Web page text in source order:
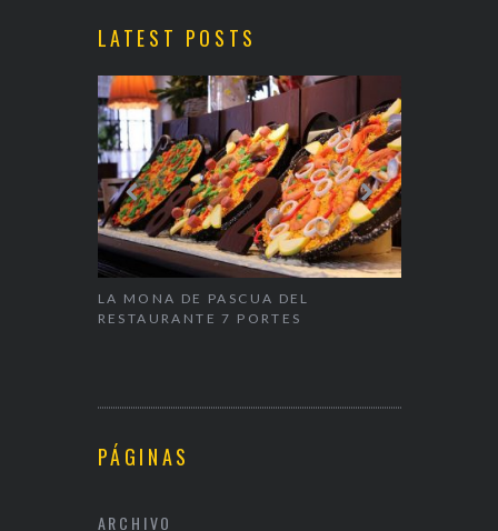
LATEST POSTS
LA MONA DE PASCUA DEL
RESTAURANTE 7 PORTES
PÁGINAS
ARCHIVO